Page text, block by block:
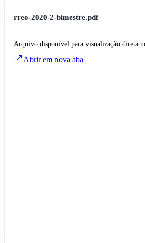
rreo-2020-2-bimestre.pdf
Arquivo disponível para visualização direta
Abrir em nova aba